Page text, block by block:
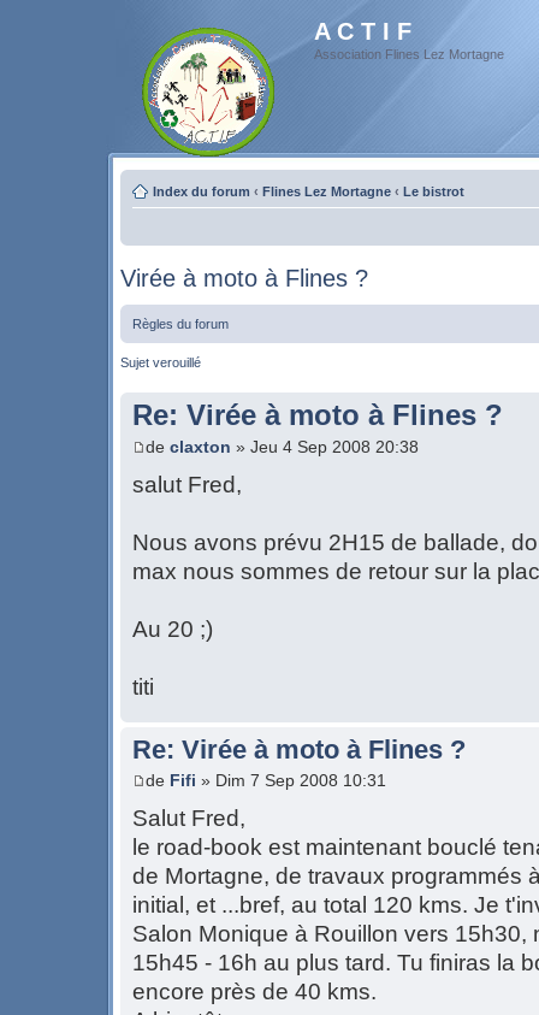
A C T I F
Association Flines Lez Mortagne
Index du forum ‹ Flines Lez Mortagne ‹ Le bistrot
Virée à moto à Flines ?
Règles du forum
Sujet verouillé
Re: Virée à moto à Flines ?
de claxton » Jeu 4 Sep 2008 20:38
salut Fred,
Nous avons prévu 2H15 de ballade,
max nous sommes de retour sur la
Au 20 ;)
titi
Re: Virée à moto à Flines ?
de Fifi » Dim 7 Sep 2008 10:31
Salut Fred,
le road-book est maintenant bouclé
de Mortagne, de travaux programmés
initial, et ...bref, au total 120 kms. Je
Salon Monique à Rouillon vers 15h30,
15h45 - 16h au plus tard. Tu finiras la
encore près de 40 kms.